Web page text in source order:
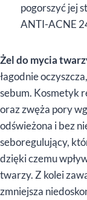
pogorszyć jej
ANTI-ACNE
Żel do mycia
łagodnie
sebum. Kosmetyk
oraz zwęża pory
odświeżona i bez
seboregulujący,
dzięki czemu
twarzy. Z kolei
zmniejsza